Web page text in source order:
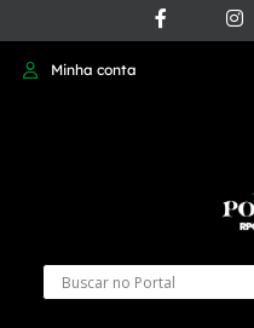
Minha conta